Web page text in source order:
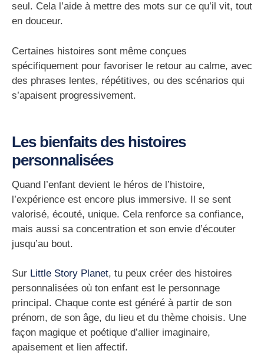
seul. Cela l’aide à mettre des mots sur ce qu’il vit, tout
en douceur.
Certaines histoires sont même conçues
spécifiquement pour favoriser le retour au calme, avec
des phrases lentes, répétitives, ou des scénarios qui
s’apaisent progressivement.
Les bienfaits des histoires
personnalisées
Quand l’enfant devient le héros de l’histoire,
l’expérience est encore plus immersive. Il se sent
valorisé, écouté, unique. Cela renforce sa confiance,
mais aussi sa concentration et son envie d’écouter
jusqu’au bout.
Sur Little Story Planet, tu peux créer des histoires
personnalisées où ton enfant est le personnage
principal. Chaque conte est généré à partir de son
prénom, de son âge, du lieu et du thème choisis. Une
façon magique et poétique d’allier imaginaire,
apaisement et lien affectif.